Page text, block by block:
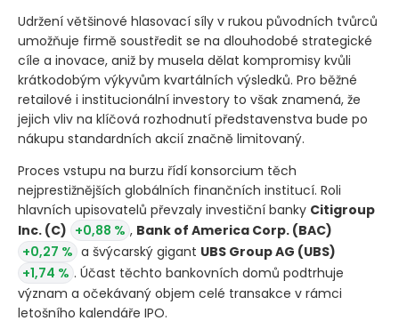
Udržení většinové hlasovací síly v rukou původních tvůrců
umožňuje firmě soustředit se na dlouhodobé strategické
cíle a inovace, aniž by musela dělat kompromisy kvůli
krátkodobým výkyvům kvartálních výsledků. Pro běžné
retailové i institucionální investory to však znamená, že
jejich vliv na klíčová rozhodnutí představenstva bude po
nákupu standardních akcií značně limitovaný.
Proces vstupu na burzu řídí konsorcium těch
nejprestižnějších globálních finančních institucí. Roli
hlavních upisovatelů převzaly investiční banky Citigroup
Inc. (C) +0,88 % , Bank of America Corp. (BAC)
+0,27 % a švýcarský gigant UBS Group AG (UBS)
+1,74 % . Účast těchto bankovních domů podtrhuje
význam a očekávaný objem celé transakce v rámci
letošního kalendáře IPO.